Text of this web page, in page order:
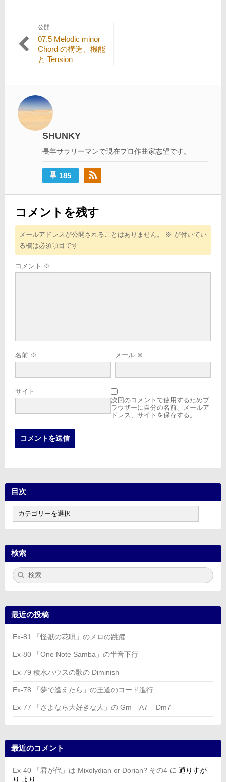
稿
ゲ
ー
シ
公開:
07.5 Melodic minor
Chord の構造、機能
と Tension
SHUNKY
長年サラリーマンで現在プロ作曲家志望です。
185
コメントを残す
メールアドレスが公開されることはありません。 ※ が付いてい
る欄は必須項目です
コメント ※
名前 ※ メール ※
サイト
次回のコメントで使用するためブ
ラウザーに自分の名前、メールア
ドレス、サイトを保存する。
目次
次
検索
検
索:
最近の投稿
Ex-81 「怪獣の花唄」のメロの跳躍
Ex-80 「One Note Samba」の半音下行
Ex-79 積水ハウスの歌の Diminish
Ex-78 「夢で逢えたら」の王道のコード進行
Ex-77 「さよなら大好きな人」の Gm – A7 – Dm7
最近のコメント
Ex-40 「君が代」は Mixolydian or Dorian? その4 に 通りすが
り より